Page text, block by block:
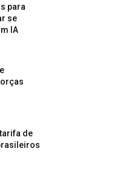
para
se
IA
de